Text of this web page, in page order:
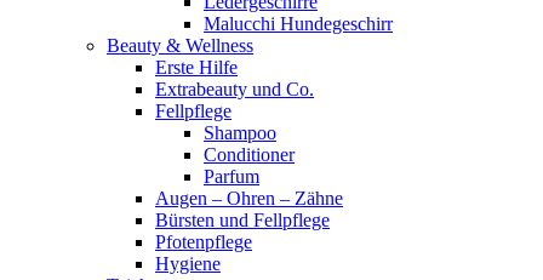
Malucchi Hundegeschirr
Beauty & Wellness
Erste Hilfe
Extrabeauty und Co.
Fellpflege
Shampoo
Conditioner
Parfum
Augen – Ohren – Zähne
Bürsten und Fellpflege
Pfotenpflege
Hygiene